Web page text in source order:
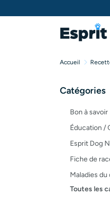
Accueil
Catégories
Bon à savoir
Éducation /
Esprit Dog
Fiche de
Maladies du
Opinion
Toutes les